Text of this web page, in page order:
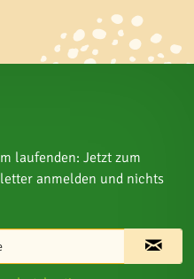
laufenden: Jetzt zum
anmelden und nichts